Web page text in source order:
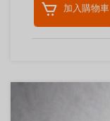
加入購物車